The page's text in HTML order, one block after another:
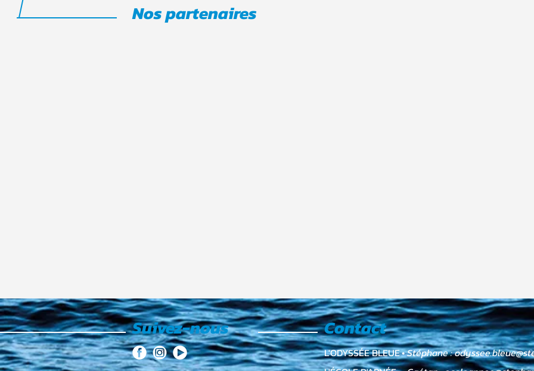
Nos partenaires
Suivez-nous Contact
L'ODYSSÉE BLEUE•Stéphane :